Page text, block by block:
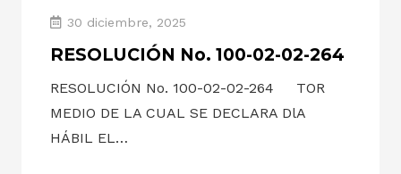
30 diciembre, 2025
RESOLUCIÓN No. 100-02-02-264
RESOLUCIÓN No. 100-02-02-264 TOR
MEDIO DE LA CUAL SE DECLARA DlA
HÁBIL EL…